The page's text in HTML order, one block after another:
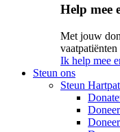
Help mee
Met jouw
Ik help mee
Steun ons
Steun